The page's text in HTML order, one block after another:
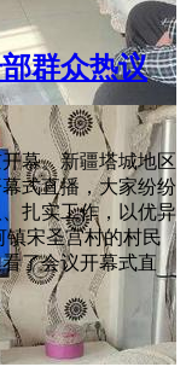
群众热议
幕。新疆塔城地区
式直播，大家纷纷
扎实工作，以优异
宋圣宫村的村民
了会议开幕式直